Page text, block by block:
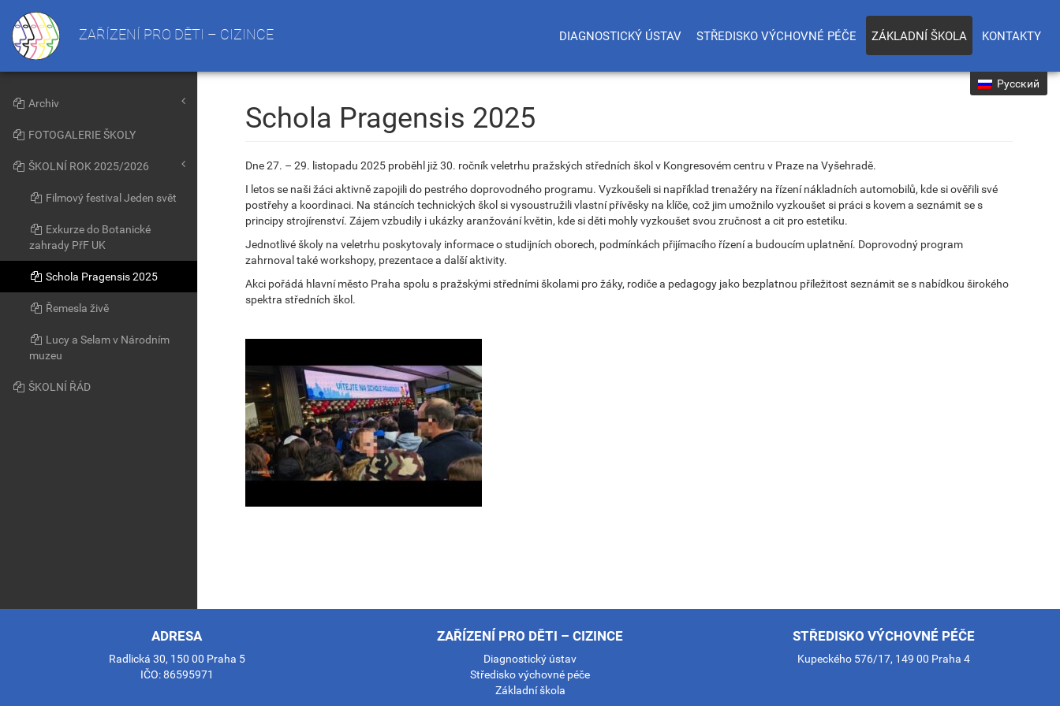
ZAŘÍZENÍ PRO DĚTI – CIZINCE DIAGNOSTICKÝ ÚSTAV STŘEDISKO VÝCHOVNÉ PÉČE ZÁKLADNÍ ŠKOLA KONTAKTY
Archiv
FOTOGALERIE ŠKOLY
ŠKOLNÍ ROK 2025/2026
Filmový festival Jeden svět
Exkurze do Botanické
zahrady PřF UK
Schola Pragensis 2025
Řemesla živě
Lucy a Selam v Národním
muzeu
ŠKOLNÍ ŘÁD
Русский
Schola Pragensis 2025
Dne 27. – 29. listopadu 2025 proběhl již 30. ročník veletrhu pražských středních škol v Kongresovém centru v Praze na Vyšehradě.
I letos se naši žáci aktivně zapojili do pestrého doprovodného programu. Vyzkoušeli si například trenažéry na řízení nákladních automobilů, kde si ověřili své
postřehy a koordinaci. Na stáncích technických škol si vysoustružili vlastní přívěsky na klíče, což jim umožnilo vyzkoušet si práci s kovem a seznámit se s
principy strojírenství. Zájem vzbudily i ukázky aranžování květin, kde si děti mohly vyzkoušet svou zručnost a cit pro estetiku.
Jednotlivé školy na veletrhu poskytovaly informace o studijních oborech, podmínkách přijímacího řízení a budoucím uplatnění. Doprovodný program
zahrnoval také workshopy, prezentace a další aktivity.
Akci pořádá hlavní město Praha spolu s pražskými středními školami pro žáky, rodiče a pedagogy jako bezplatnou příležitost seznámit se s nabídkou širokého
spektra středních škol.
ADRESA
Radlická 30, 150 00 Praha 5
IČO: 86595971
ZAŘÍZENÍ PRO DĚTI – CIZINCE
Diagnostický ústav
Středisko výchovné péče
Základní škola
STŘEDISKO VÝCHOVNÉ PÉČE
Kupeckého 576/17, 149 00 Praha 4